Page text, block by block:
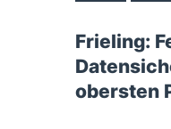
Frieling:
obersten